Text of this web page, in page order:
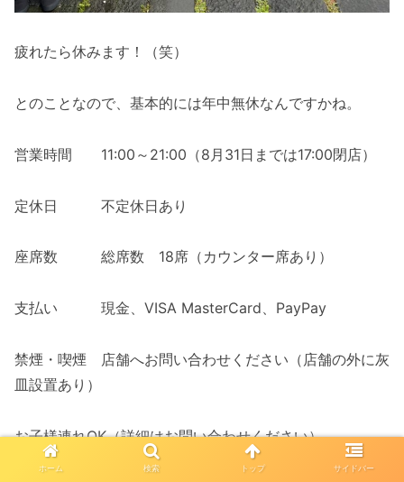
疲れたら休みます！（笑）
とのことなので、基本的には年中無休なんですかね。
営業時間 11:00～21:00（8月31日までは17:00閉店）
定休日 不定休日あり
座席数 総席数 18席（カウンター席あり）
支払い 現金、VISA MasterCard、PayPay
禁煙・喫煙 店舗へお問い合わせください（店舗の外に灰
皿設置あり）
お子様連れOK（詳細はお問い合わせください）
ホーム 検索 トップ サイドバー